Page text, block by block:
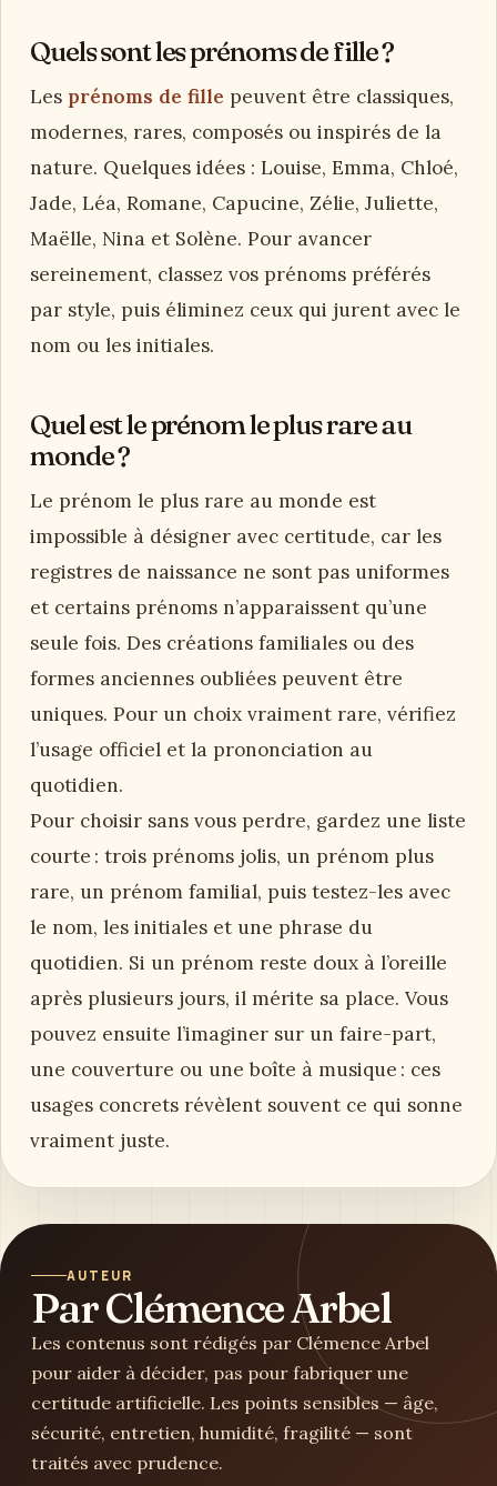
Quels sont les prénoms de fille ?
Les prénoms de fille peuvent être classiques,
modernes, rares, composés ou inspirés de la
nature. Quelques idées : Louise, Emma, Chloé,
Jade, Léa, Romane, Capucine, Zélie, Juliette,
Maëlle, Nina et Solène. Pour avancer
sereinement, classez vos prénoms préférés
par style, puis éliminez ceux qui jurent avec le
nom ou les initiales.
Quel est le prénom le plus rare au
monde ?
Le prénom le plus rare au monde est
impossible à désigner avec certitude, car les
registres de naissance ne sont pas uniformes
et certains prénoms n’apparaissent qu’une
seule fois. Des créations familiales ou des
formes anciennes oubliées peuvent être
uniques. Pour un choix vraiment rare, vérifiez
l’usage officiel et la prononciation au
quotidien.
Pour choisir sans vous perdre, gardez une liste
courte : trois prénoms jolis, un prénom plus
rare, un prénom familial, puis testez-les avec
le nom, les initiales et une phrase du
quotidien. Si un prénom reste doux à l’oreille
après plusieurs jours, il mérite sa place. Vous
pouvez ensuite l’imaginer sur un faire-part,
une couverture ou une boîte à musique : ces
usages concrets révèlent souvent ce qui sonne
vraiment juste.
AUTEUR
Par Clémence Arbel
Les contenus sont rédigés par Clémence Arbel
pour aider à décider, pas pour fabriquer une
certitude artificielle. Les points sensibles — âge,
sécurité, entretien, humidité, fragilité — sont
traités avec prudence.